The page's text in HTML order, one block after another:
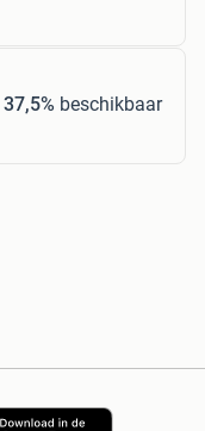
37,5% beschikbaar